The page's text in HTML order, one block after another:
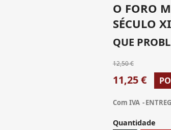
O FORO
SÉCULO
QUE
12,50 €
11,25 €
Com IVA
Quantidade